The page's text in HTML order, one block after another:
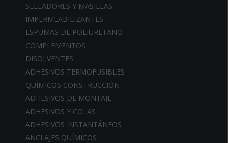
SELLADORES Y MASILLAS
IMPERMEABILIZANTES
ESPUMAS DE POLIURETANO
COMPLEMENTOS
DISOLVENTES
ADHESIVOS TERMOFUSIBLES
QUÍMICOS CONSTRUCCIÓN
ADHESIVOS DE MONTAJE
ADHESIVOS Y COLAS
ADHESIVOS INSTANTÁNEOS
ANCLAJES QUÍMICOS